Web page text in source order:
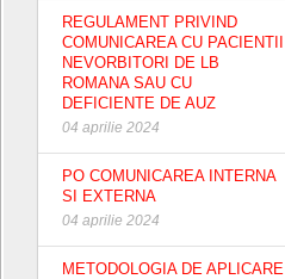
REGULAMENT PRIVIND
COMUNICAREA CU PACIENTII
NEVORBITORI DE LB
ROMANA SAU CU
DEFICIENTE DE AUZ
04 aprilie 2024
PO COMUNICAREA INTERNA
SI EXTERNA
04 aprilie 2024
METODOLOGIA DE APLICARE